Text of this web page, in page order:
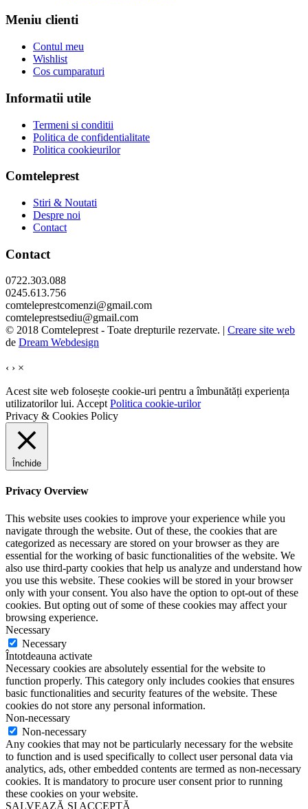
Meniu clienti
Contul meu
Wishlist
Cos cumparaturi
Informatii utile
Termeni si conditii
Politica de confidentialitate
Politica cookieurilor
Comteleprest
Stiri & Noutati
Despre noi
Contact
Contact
0722.303.088
0245.613.756
comteleprestcomenzi@gmail.com
comteleprestsediu@gmail.com
© 2018 Comteleprest - Toate drepturile rezervate. | Creare site web
de Dream Webdesign
‹ › ×
Acest site web folosește cookie-uri pentru a îmbunătăți experiența
utilizatorilor lui. Accept Politica cookie-urilor
Privacy & Cookies Policy
Închide
Privacy Overview
This website uses cookies to improve your experience while you
navigate through the website. Out of these, the cookies that are
categorized as necessary are stored on your browser as they are
essential for the working of basic functionalities of the website. We
also use third-party cookies that help us analyze and understand how
you use this website. These cookies will be stored in your browser
only with your consent. You also have the option to opt-out of these
cookies. But opting out of some of these cookies may affect your
browsing experience.
Necessary
Necessary
Întotdeauna activate
Necessary cookies are absolutely essential for the website to
function properly. This category only includes cookies that ensures
basic functionalities and security features of the website. These
cookies do not store any personal information.
Non-necessary
Non-necessary
Any cookies that may not be particularly necessary for the website
to function and is used specifically to collect user personal data via
analytics, ads, other embedded contents are termed as non-necessary
cookies. It is mandatory to procure user consent prior to running
these cookies on your website.
SALVEAZĂ ȘI ACCEPTĂ